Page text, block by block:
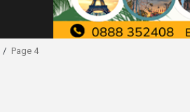
Page 4